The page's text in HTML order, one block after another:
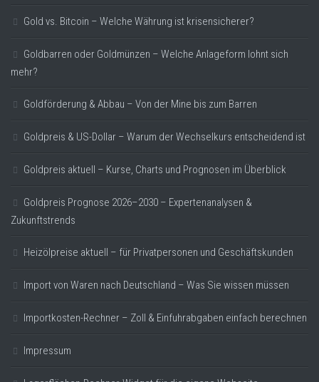
Gold vs. Bitcoin – Welche Währung ist krisensicherer?
Goldbarren oder Goldmünzen – Welche Anlageform lohnt sich
mehr?
Goldförderung & Abbau – Von der Mine bis zum Barren
Goldpreis & US-Dollar – Warum der Wechselkurs entscheidend ist
Goldpreis aktuell – Kurse, Charts und Prognosen im Überblick
Goldpreis Prognose 2026–2030 – Expertenanalysen &
Zukunftstrends
Heizölpreise aktuell – für Privatpersonen und Geschäftskunden
Import von Waren nach Deutschland – Was Sie wissen müssen
Importkosten-Rechner – Zoll & Einfuhrabgaben einfach berechnen
Impressum